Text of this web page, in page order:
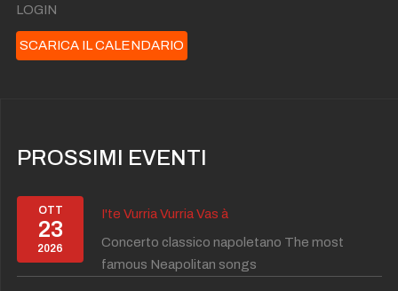
LOGIN
SCARICA IL CALENDARIO
PROSSIMI EVENTI
OTT
23
2026
I'te Vurria Vurria Vas à
Concerto classico napoletano The most
famous Neapolitan songs